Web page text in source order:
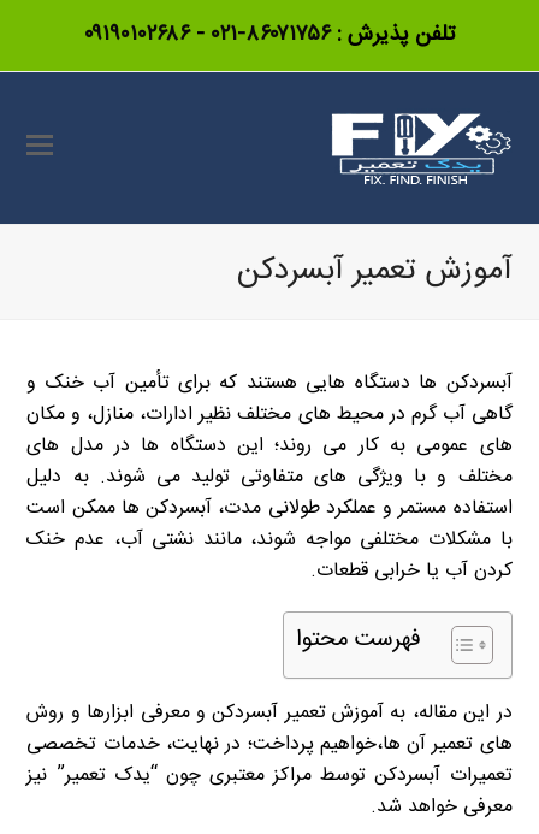
تلفن پذیرش :۸۶۰۷۱۷۵۶-۰۲۱ -۰۹۱۹۰۱۰۲۶۸۶
آموزش تعمیر آبسردکن
آبسردکن ها دستگاه هایی هستند که برای تأمین آب خنک و
گاهی آب گرم در محیط های مختلف نظیر ادارات، منازل، و مکان
های عمومی به کار می روند؛ این دستگاه ها در مدل های
مختلف و با ویژگی های متفاوتی تولید می شوند. به دلیل
استفاده مستمر و عملکرد طولانی مدت، آبسردکن ها ممکن است
با مشکلات مختلفی مواجه شوند، مانند نشتی آب، عدم خنک
کردن آب یا خرابی قطعات.
فهرست محتوا
در این مقاله، به آموزش تعمیر آبسردکن و معرفی ابزارها و روش
های تعمیر آن ها،خواهیم پرداخت؛ در نهایت، خدمات تخصصی
تعمیرات آبسردکن توسط مراکز معتبری چون “یدک تعمیر” نیز
معرفی خواهد شد.